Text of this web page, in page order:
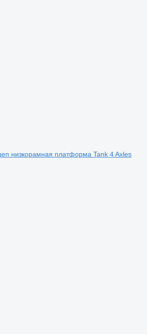
низкорамная платформа Tank 4 Axles